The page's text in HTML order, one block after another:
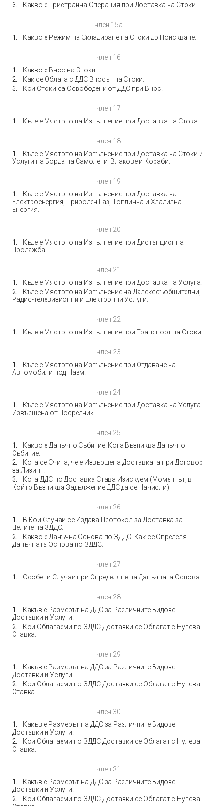
Какво е Тристранна Операция при Доставка на Стоки.
член 15а
Какво е Режим на Складиране на Стоки до Поискване.
член 16
Какво е Внос на Стоки.
Как се Облага с ДДС Вносът на Стоки.
Кои Стоки са Освободени от ДДС при Внос.
член 17
Къде е Мястото на Изпълнение при Доставка на Стока.
член 18
Къде е Мястото на Изпълнение при Доставка на Стоки и
Услуги на Борда на Самолети, Влакове и Кораби.
член 19
Къде е Мястото на Изпълнение при Доставка на
Електроенергия, Природен Газ, Топлинна и Хладилна
Енергия.
член 20
Къде е Мястото на Изпълнение при Дистанционна
Продажба.
член 21
Къде е Мястото на Изпълнение при Доставка на Услуга.
Къде е Мястото на Изпълнение на Далекосъобщителни,
Радио-телевизионни и Електронни Услуги.
член 22
Къде е Мястото на Изпълнение при Транспорт на Стоки.
член 23
Къде е Мястото на Изпълнение при Отдаване на
Автомобили под Наем.
член 24
Къде е Мястото на Изпълнение при Доставка на Услуга,
Извършена от Посредник.
член 25
Какво е Данъчно Събитие. Кога Възниква Данъчно
Събитие.
Кога се Счита, че е Извършена Доставката при Договор
за Лизинг.
Кога ДДС по Доставка Става Изискуем (Моментът, в
Който Възниква Задължение ДДС да се Начисли).
член 26
В Кои Случаи се Издава Протокол за Доставка за
Целите на ЗДДС.
Какво е Данъчна Основа по ЗДДС. Как се Определя
Данъчната Основа по ЗДДС.
член 27
Особени Случаи при Определяне на Данъчната Основа.
член 28
Какъв е Размерът на ДДС за Различните Видове
Доставки и Услуги.
Кои Облагаеми по ЗДДС Доставки се Облагат с Нулева
Ставка.
член 29
Какъв е Размерът на ДДС за Различните Видове
Доставки и Услуги.
Кои Облагаеми по ЗДДС Доставки се Облагат с Нулева
Ставка.
член 30
Какъв е Размерът на ДДС за Различните Видове
Доставки и Услуги.
Кои Облагаеми по ЗДДС Доставки се Облагат с Нулева
Ставка.
член 31
Какъв е Размерът на ДДС за Различните Видове
Доставки и Услуги.
Кои Облагаеми по ЗДДС Доставки се Облагат с Нулева